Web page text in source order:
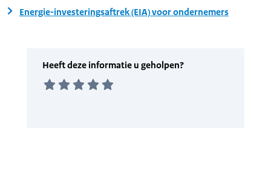
Energie-investeringsaftrek (EIA) voor ondernemers